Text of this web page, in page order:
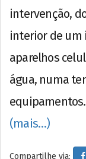
intervenção,
interior de um
aparelhos
água, numa
(mais…)
Compartilhe via: